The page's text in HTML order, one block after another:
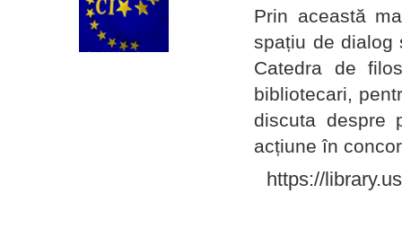
Prin această
spațiu de dialog
Catedra de
bibliotecari,
discuta despre
acțiune în
https://